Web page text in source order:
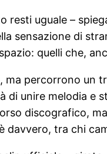
resti uguale –
sensazione di
quelli che,
ma percorrono un
di unire melodia e
discografico,
davvero, tra chi